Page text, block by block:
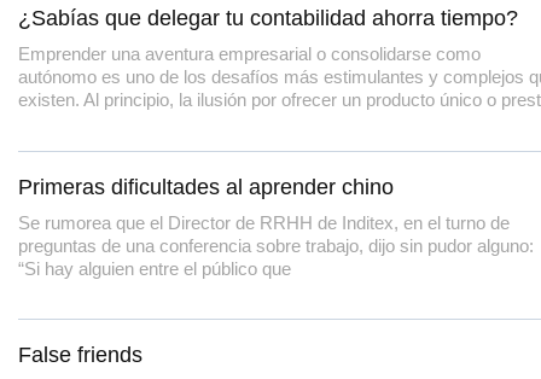
¿Sabías que delegar tu contabilidad ahorra tiempo?
Emprender una aventura empresarial o consolidarse como
autónomo es uno de los desafíos más estimulantes y complejos
existen. Al principio, la ilusión por ofrecer un producto único o
Primeras dificultades al aprender chino
Se rumorea que el Director de RRHH de Inditex, en el turno de
preguntas de una conferencia sobre trabajo, dijo sin pudor alguno:
“Si hay alguien entre el público que
False friends